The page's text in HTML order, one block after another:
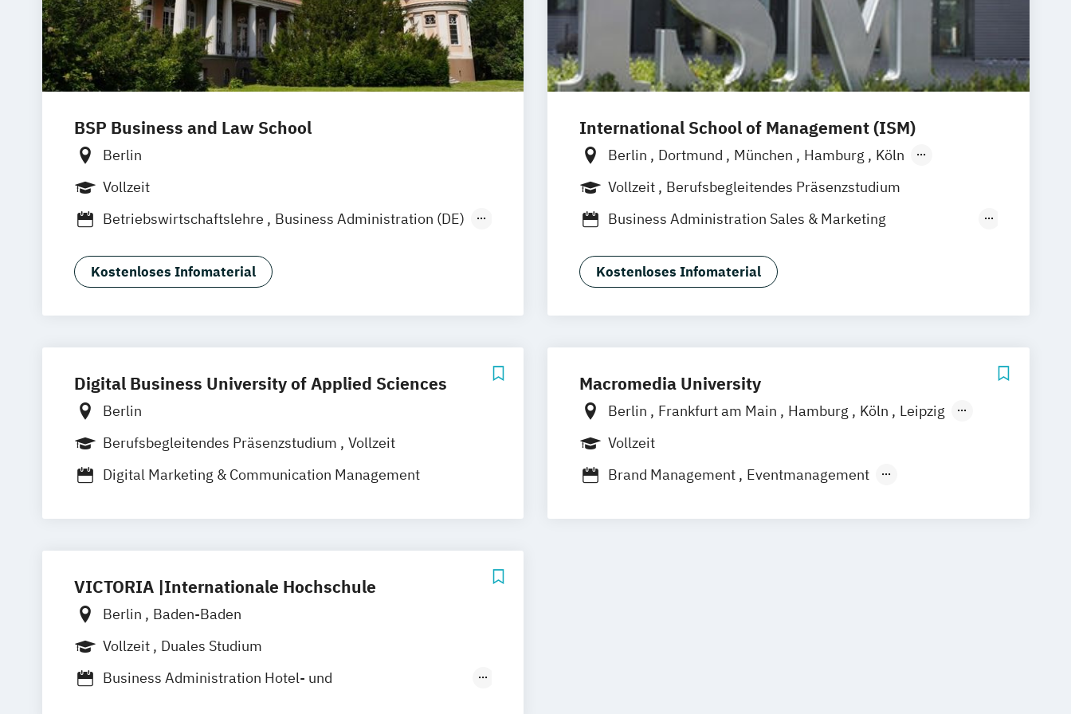
BSP Business and Law School
Berlin
Vollzeit
Betriebswirtschaftslehre
Business Administration (DE)
Business Innovation & Entrepreneurship
International Business Administration (EN)
Sustainability and Management (DE/EN)
Kostenloses Infomaterial
International School of Management (ISM)
Berlin Dortmund München Hamburg
Köln
Stuttgart
Frankfurt am Main
Vollzeit
Berufsbegleitendes Präsenzstudium
Business Administration Sales & Marketing
Management Marketing CRM & Vertrieb (DE/EN)
Marketing & Communications Management (DE/EN)
Kostenloses Infomaterial
Digital Business University of Applied Sciences
Berlin
Berufsbegleitendes Präsenzstudium
Vollzeit
Digital Marketing & Communication Management
Macromedia University
Berlin Frankfurt am Main Hamburg Köln
Leipzig
München
Vollzeit
Brand Management
Eventmanagement
Medien- und Kommunikationsmanagement
VICTORIA |Internationale Hochschule
Berlin
Baden-Baden
Vollzeit
Duales Studium
Business Administration Hotel- und